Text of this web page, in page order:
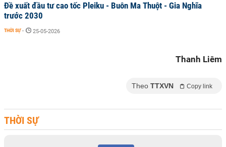
Đề xuất đầu tư cao tốc Pleiku - Buôn Ma Thuột - Gia Nghĩa
trước 2030
THỜI SỰ - 25-05-2026
Thanh Liêm
Theo TTXVN Copy link
THỜI SỰ